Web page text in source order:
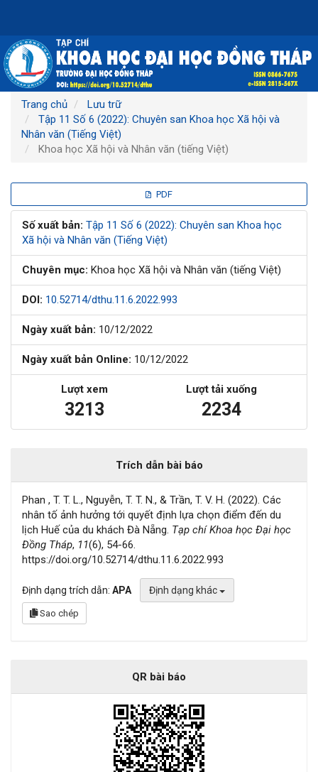
chính
Nội
dung
chính
Thanh
bên
Trang chủ
Lưu trữ
Tập 11 Số 6 (2022): Chuyên san Khoa học Xã hội và
Nhân văn (Tiếng Việt)
Khoa học Xã hội và Nhân văn (tiếng Việt)
bên
bài
viết
PDF
Số xuất bản: Tập 11 Số 6 (2022): Chuyên san Khoa học
Xã hội và Nhân văn (Tiếng Việt)
Chuyên mục: Khoa học Xã hội và Nhân văn (tiếng Việt)
DOI: 10.52714/dthu.11.6.2022.993
Ngày xuất bản: 10/12/2022
Ngày xuất bản Online: 10/12/2022
Lượt xem
3213
Lượt tải xuống
2234
Trích dẫn bài báo
Phan , T. T. L., Nguyễn, T. T. N., & Trần, T. V. H. (2022). Các
nhân tố ảnh hưởng tới quyết định lựa chọn điểm đến du
lịch Huế của du khách Đà Nẵng. Tạp chí Khoa học Đại học
Đồng Tháp, 11(6), 54-66.
https://doi.org/10.52714/dthu.11.6.2022.993
Định dạng trích dẫn: APA Định dạng khác
Sao chép
QR bài báo